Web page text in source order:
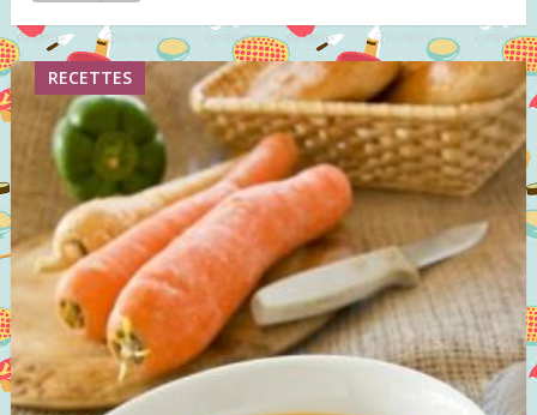
RECETTES